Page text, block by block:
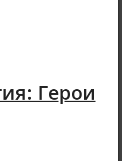
Герои